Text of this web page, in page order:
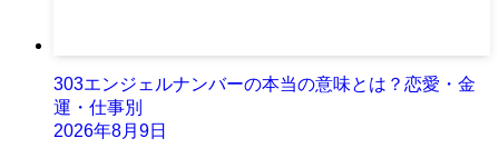
303エンジェルナンバーの本当の意味とは？恋愛・金
運・仕事別
2026年8月9日